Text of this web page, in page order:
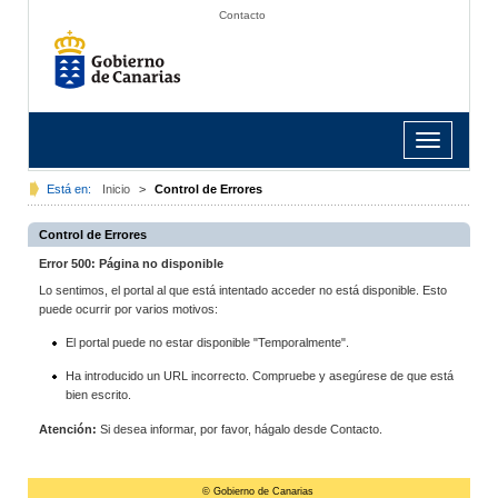
Contacto
Toggle
navigation
Está en: Inicio > Control de Errores
Control de Errores
Error 500: Página no disponible
Lo sentimos, el portal al que está intentado acceder no está disponible. Esto
puede ocurrir por varios motivos:
El portal puede no estar disponible "Temporalmente".
Ha introducido un URL incorrecto. Compruebe y asegúrese de que está
bien escrito.
Atención: Si desea informar, por favor, hágalo desde Contacto.
© Gobierno de Canarias